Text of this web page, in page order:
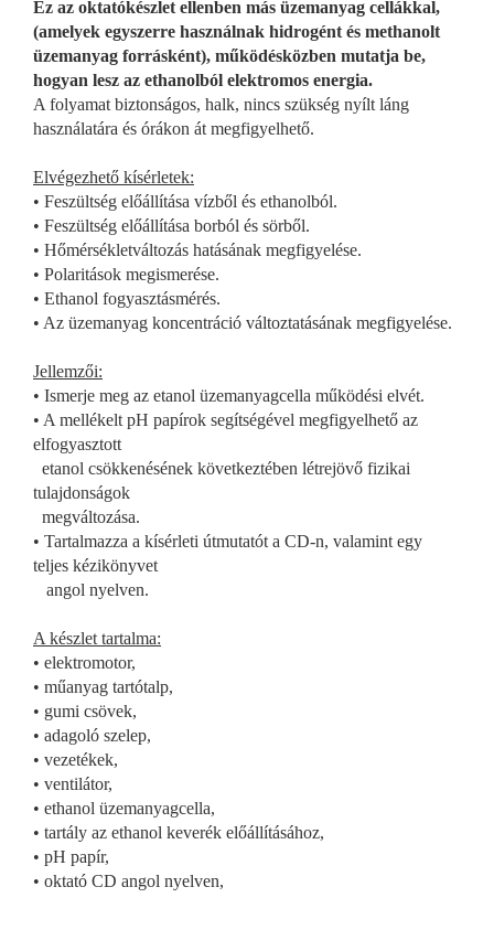
Ez az oktatókészlet ellenben más üzemanyag cellákkal,
(amelyek egyszerre használnak hidrogént és methanolt
üzemanyag forrásként), működésközben mutatja be,
hogyan lesz az ethanolból elektromos energia.
A folyamat biztonságos, halk, nincs szükség nyílt láng
használatára és órákon át megfigyelhető.
Elvégezhető kísérletek:
• Feszültség előállítása vízből és ethanolból.
• Feszültség előállítása borból és sörből.
• Hőmérsékletváltozás hatásának megfigyelése.
• Polaritások megismerése.
• Ethanol fogyasztásmérés.
• Az üzemanyag koncentráció változtatásának megfigyelése.
Jellemzői:
• Ismerje meg az etanol üzemanyagcella működési elvét.
• A mellékelt pH papírok segítségével megfigyelhető az
elfogyasztott
etanol csökkenésének következtében létrejövő fizikai
tulajdonságok
megváltozása.
• Tartalmazza a kísérleti útmutatót a CD-n, valamint egy
teljes kézikönyvet
angol nyelven.
A készlet tartalma:
• elektromotor,
• műanyag tartótalp,
• gumi csövek,
• adagoló szelep,
• vezetékek,
• ventilátor,
• ethanol üzemanyagcella,
• tartály az ethanol keverék előállításához,
• pH papír,
• oktató CD angol nyelven,